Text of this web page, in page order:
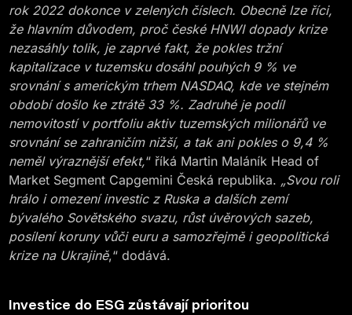
rok 2022 dokonce v zelených číslech. Obecně lze říci,
že hlavním důvodem, proč české HNWI dopady krize
nezasáhly tolik, je zaprvé fakt, že pokles tržní
kapitalizace v tuzemsku dosáhl pouhých 9 % ve
srovnání s americkým trhem NASDAQ, kde ve stejném
období došlo ke ztrátě 33 %. Zadruhé je podíl
nemovitostí v portfoliu aktiv tuzemských milionářů ve
srovnání se zahraničím nižší, a tak ani pokles o 9,4 %
neměl výraznější efekt,“ říká Martin Maláník Head of
Market Segment Capgemini Česká republika. „Svou roli
hrálo i omezení investic z Ruska a dalších zemí
bývalého Sovětského svazu, růst úvěrových sazeb,
posílení koruny vůči euru a samozřejmě i geopolitická
krize na Ukrajině,“ dodává.
Investice do ESG zůstávají prioritou